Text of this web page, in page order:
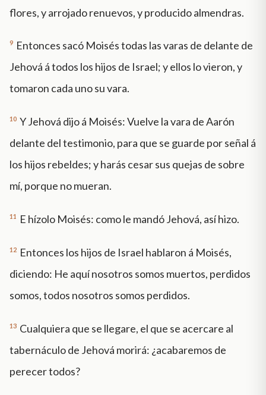
flores, y arrojado renuevos, y producido almendras.
9 Entonces sacó Moisés todas las varas de delante de
Jehová á todos los hijos de Israel; y ellos lo vieron, y
tomaron cada uno su vara.
10 Y Jehová dijo á Moisés: Vuelve la vara de Aarón
delante del testimonio, para que se guarde por señal á
los hijos rebeldes; y harás cesar sus quejas de sobre
mí, porque no mueran.
11 E hízolo Moisés: como le mandó Jehová, así hizo.
12 Entonces los hijos de Israel hablaron á Moisés,
diciendo: He aquí nosotros somos muertos, perdidos
somos, todos nosotros somos perdidos.
13 Cualquiera que se llegare, el que se acercare al
tabernáculo de Jehová morirá: ¿acabaremos de
perecer todos?